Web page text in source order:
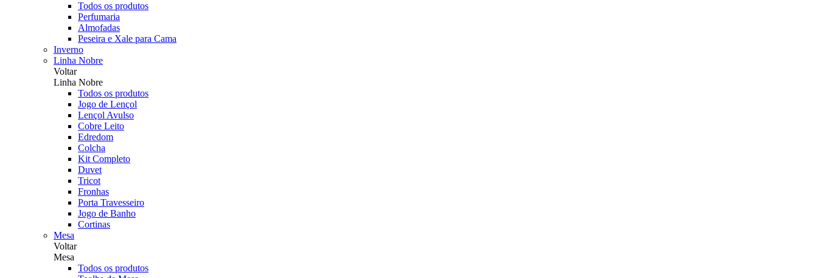
Todos os produtos
Perfumaria
Almofadas
Peseira e Xale para Cama
Inverno
Linha Nobre
Voltar
Linha Nobre
Todos os produtos
Jogo de Lençol
Lençol Avulso
Cobre Leito
Edredom
Colcha
Kit Completo
Duvet
Tricot
Fronhas
Porta Travesseiro
Jogo de Banho
Cortinas
Mesa
Voltar
Mesa
Todos os produtos